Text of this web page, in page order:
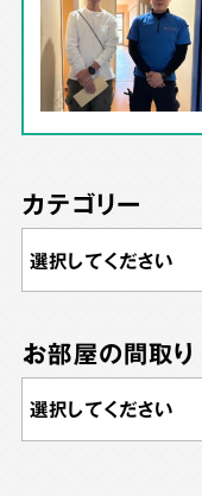
カテゴリー
お部屋の間取り